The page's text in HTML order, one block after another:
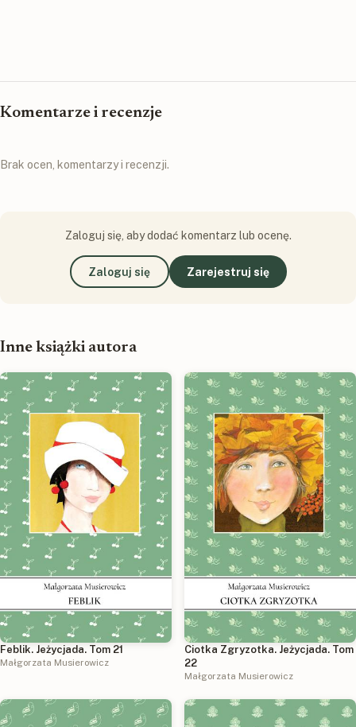
Komentarze i recenzje
Brak ocen, komentarzy i recenzji.
Zaloguj się, aby dodać komentarz lub ocenę.
Zaloguj się Zarejestruj się
Inne książki autora
Feblik. Jeżycjada. Tom 21
Małgorzata Musierowicz
Ciotka Zgryzotka. Jeżycjada. Tom
22
Małgorzata Musierowicz